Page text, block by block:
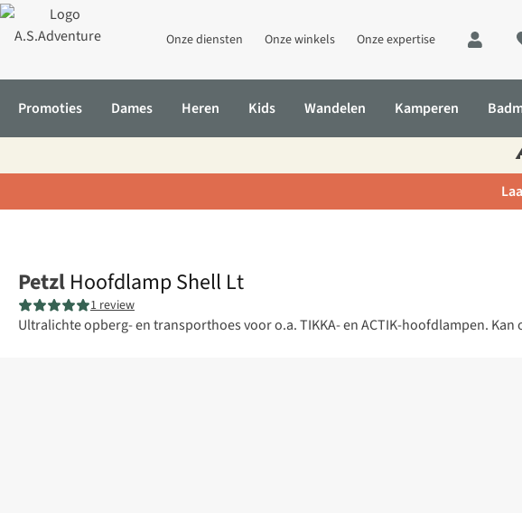
Onze diensten Onze winkels Onze expertise
Promoties Dames Heren Kids Wandelen Kamperen
Petzl Hoofdlamp Shell Lt
1 review
Ultralichte opberg- en transporthoes voor o.a. TIKKA- en ACTIK-hoofdlampen.